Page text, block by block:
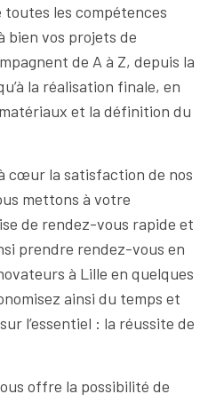
les compétences
bien vos projets de
de A à Z, depuis la
la réalisation finale, en
et la définition du
cœur la satisfaction de nos
mettons à votre
de rendez-vous rapide et
prendre rendez-vous en
à Lille en quelques
ainsi du temps et
l’essentiel : la réussite de
offre la possibilité de